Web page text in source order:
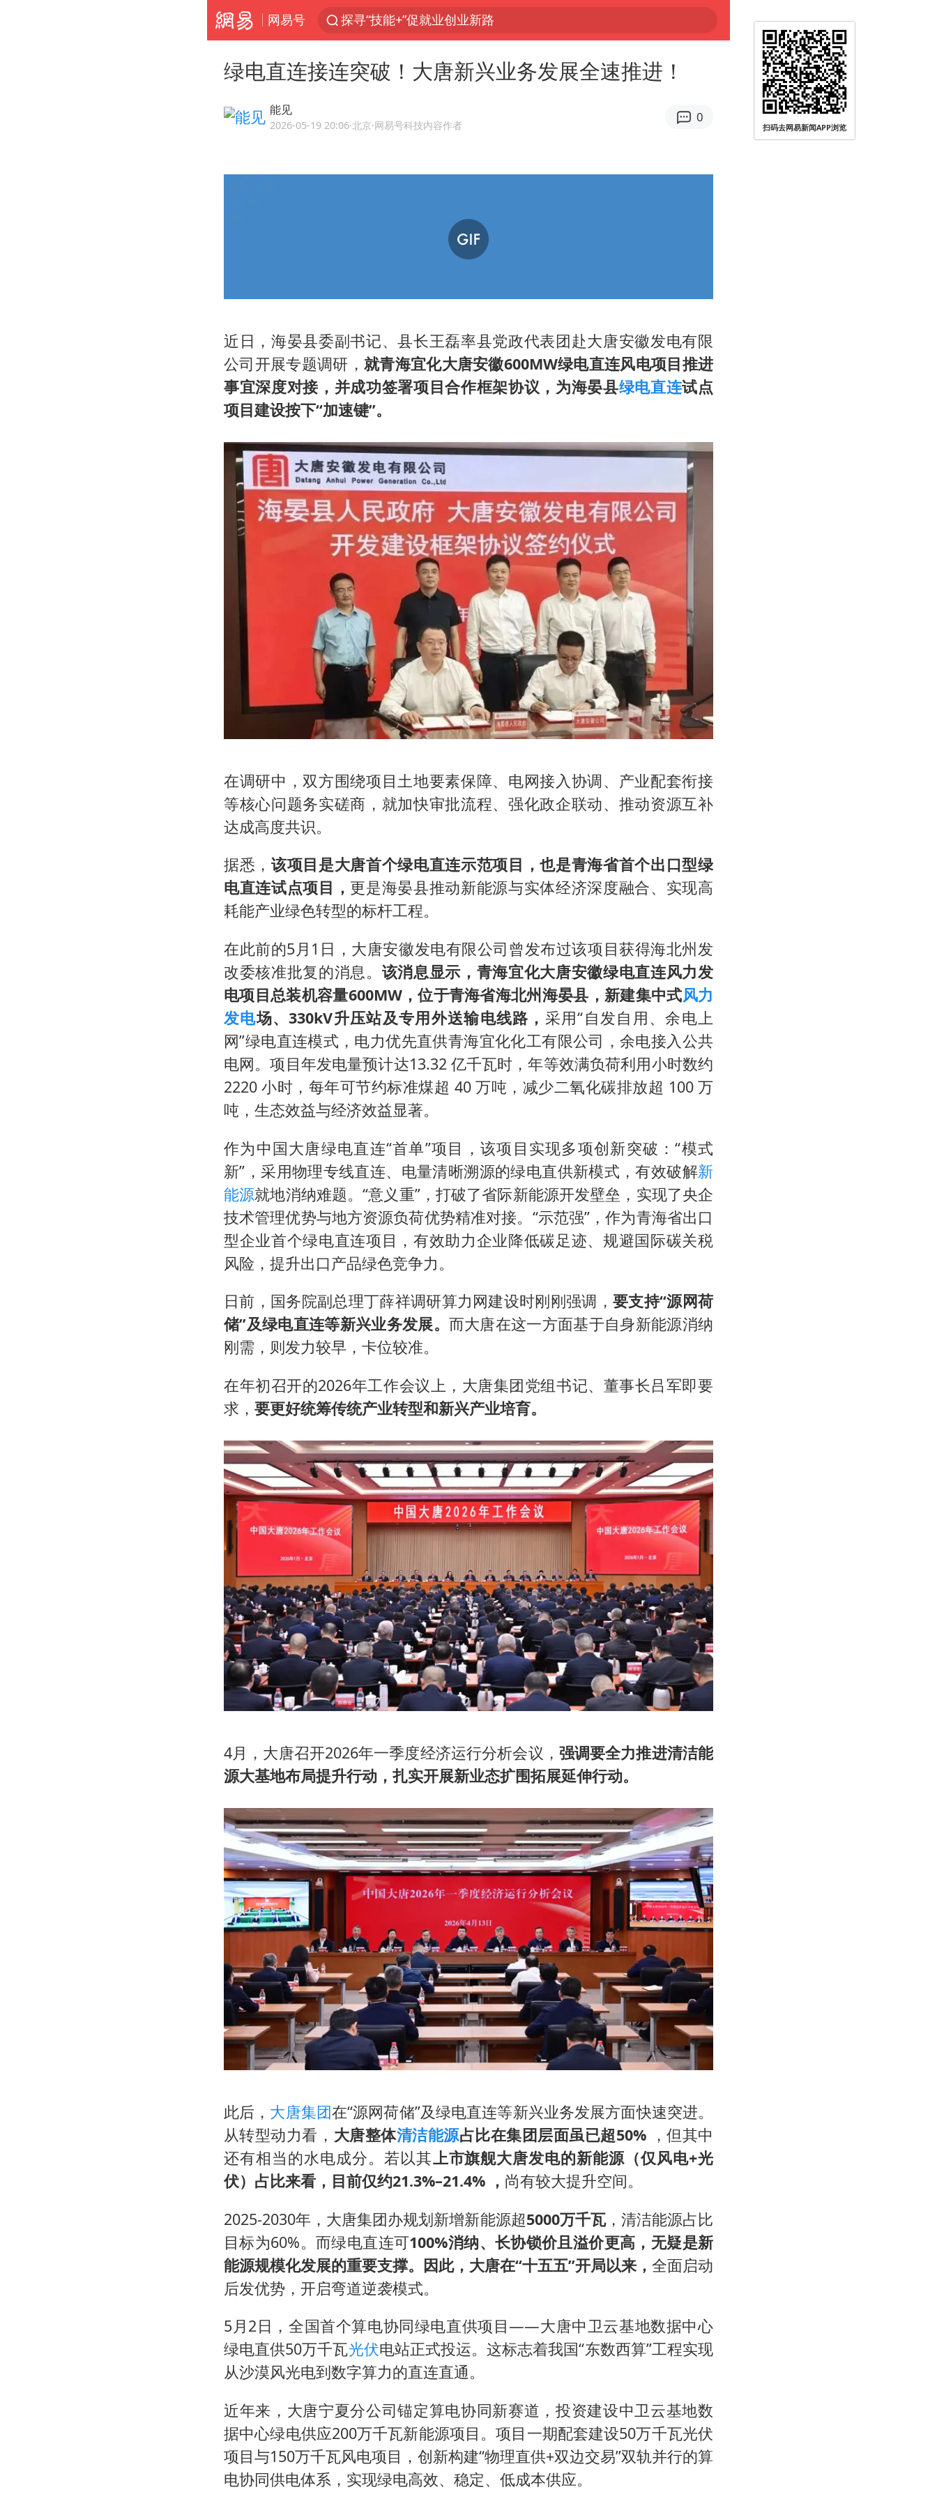
网易号
美国退回1000亿美元关税
李亚鹏向地铁吐血女孩捐99999元
弹药库存告急 美军补货难
41岁女子为鼓励女儿考上985研究生
沙特否认与胡塞武装举行会谈
恩比德变瘦引热议
多专业取消艺考 文化工作者要有文化
汕头市政府被约谈
南太行山失联女孩最后信号不在山林
总书记关心百姓身边这些民生大事
绿电直连接连突破！大唐新兴业务发展全速推进！
能见
2026-05-19 20:06·北京·网易号科技内容作者
0
近日，海晏县委副书记、县长王磊率县党政代表团赴大唐安徽发电有限
公司开展专题调研， 就青海宜化大唐安徽600MW绿电直连风电项目推进
事宜深度对接，并成功签署项目合作框架协议，为海晏县绿电直连试点
项目建设按下“加速键”。
在调研中，双方围绕项目土地要素保障、电网接入协调、产业配套衔接
等核心问题务实磋商，就加快审批流程、强化政企联动、推动资源互补
达成高度共识。
据悉， 该项目是大唐首个绿电直连示范项目，也是青海省首个出口型绿
电直连试点项目， 更是海晏县推动新能源与实体经济深度融合、实现高
耗能产业绿色转型的标杆工程。
在此前的5月1日，大唐安徽发电有限公司曾发布过该项目获得海北州发
改委核准批复的消息。 该消息显示，青海宜化大唐安徽绿电直连风力发
电项目总装机容量600MW，位于青海省海北州海晏县，新建集中式风力
发电场、330kV升压站及专用外送输电线路， 采用“自发自用、余电上
网”绿电直连模式，电力优先直供青海宜化化工有限公司，余电接入公共
电网。项目年发电量预计达13.32 亿千瓦时，年等效满负荷利用小时数约
2220 小时，每年可节约标准煤超 40 万吨，减少二氧化碳排放超 100 万
吨，生态效益与经济效益显著。
作为中国大唐绿电直连“首单”项目，该项目实现多项创新突破：“模式
新”，采用物理专线直连、电量清晰溯源的绿电直供新模式，有效破解新
能源就地消纳难题。“意义重”，打破了省际新能源开发壁垒，实现了央企
技术管理优势与地方资源负荷优势精准对接。“示范强”，作为青海省出口
型企业首个绿电直连项目，有效助力企业降低碳足迹、规避国际碳关税
风险，提升出口产品绿色竞争力。
日前，国务院副总理丁薛祥调研算力网建设时刚刚强调，要支持“源网荷
储”及绿电直连等新兴业务发展。 而大唐在这一方面基于自身新能源消纳
刚需，则发力较早，卡位较准。
在年初召开的2026年工作会议上，大唐集团党组书记、董事长吕军即要
求， 要更好统筹传统产业转型和新兴产业培育。
4月，大唐召开2026年一季度经济运行分析会议， 强调要全力推进清洁能
源大基地布局提升行动，扎实开展新业态扩围拓展延伸行动。
此后， 大唐集团在“源网荷储”及绿电直连等新兴业务发展方面快速突进。
从转型动力看， 大唐整体清洁能源占比在集团层面虽已超50%‌ ‌，但其中
还有相当的水电成分。若以其‌上市旗舰大唐发电的新能源（仅风电+光
伏）占比来看，‌目前仅约21.3%–21.4% ‌‌， 尚有较大提升空间。
2025-2030年，大唐集团办规划新增新能源超5000万千瓦，清洁能源占比
目标为60%。而绿电直连可100%消纳、长协锁价且溢价更高，无疑是新
能源规模化发展的重要支撑。因此，大唐在“十五五”开局以来，全面启动
后发优势，开启弯道逆袭模式。
5月2日，全国首个算电协同绿电直供项目——大唐中卫云基地数据中心
绿电直供50万千瓦光伏电站正式投运。这标志着我国“东数西算”工程实现
从沙漠风光电到数字算力的直连直通。
近年来，大唐宁夏分公司锚定算电协同新赛道，投资建设中卫云基地数
据中心绿电供应200万千瓦新能源项目。项目一期配套建设50万千瓦光伏
项目与150万千瓦风电项目，创新构建“物理直供+双边交易”双轨并行的算
电协同供电体系，实现绿电高效、稳定、低成本供应。
扫码去网易新闻APP浏览